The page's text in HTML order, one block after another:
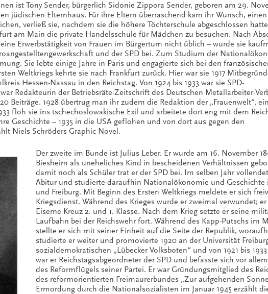
ist Tony Sender, bürgerlich Sidonie Zippora Sender, geboren am 29.
jüdischen Elternhaus. Für ihre Eltern überraschend kam ihr Wunsch,
verließ sie, nachdem sie die höhere Töchterschule abgeschlossen
am Main die private Handelsschule für Mädchen zu besuchen. Nach
Erwerbstätigkeit von Frauen im Bürgertum nicht üblich – wurde sie
und der SPD bei. Zum Studium der
Sie lebte einige Jahre in Paris und engagierte sich bei den
Weltkriegs kehrte sie nach Frankfurt zurück. Hier war sie 1917
Hessen-Nassau in den Reichstag. Von 1924 bis 1933 war sie SPD-
Redakteurin der Betriebsräte-Zeitschrift des Deutschen Metallarbeiter-
Beiträge. 1928 übertrug man ihr zudem die Redaktion der „Frauenwelt“,
floh sie ins tschechoslowakische Exil und arbeitete dort eng mit dem
Geschichte – 1935 in die USA geflohen und von dort aus gegen den
Niels Schröders Graphic Novel.
Der zweite im Bunde ist Julius Leber. Er wurde am 16. November
Biesheim als uneheliches Kind in bescheidenen Verhältnissen
damit noch als Schüler trat er der SPD bei. Im selben Jahr
Abitur und studierte daraufhin Nationalökonomie und Geschichte
und Freiburg. Mit Beginn des Ersten Weltkriegs meldete er sich
Kriegsdienst. Während des Krieges wurde er zweimal verwundet;
Eiserne Kreuz 2. und 1. Klasse. Nach dem Krieg setzte er seine
Laufbahn bei der Reichswehr fort. Während des Kapp-Putschs im
stellte er sich mit seiner Einheit auf die Seite der Republik,
studierte er weiter und promovierte 1920 an der Universität
sozialdemokratischen „Lübecker Volksboten“ und von 1921 bis
war er Reichstagsabgeordneter der SPD und befasste sich vor
des Reformflügels seiner Partei. Er war Gründungsmitglied des
des reformorientierten Freimaurerbundes „Zur aufgehenden
Ermordung durch die Nationalsozialisten im Januar 1945 erzählt